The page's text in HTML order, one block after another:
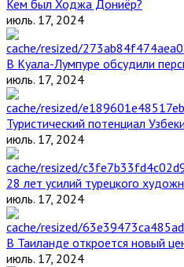
Кем был Ходжа Дониёр?
июль. 17, 2024
В Куала-Лумпуре обсудили
июль. 17, 2024
Туристический потенциал
июль. 17, 2024
28 лет усилий турецкого
июль. 17, 2024
В Таиланде откроется новый
июль. 17, 2024